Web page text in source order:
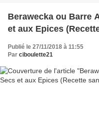
Berawecka ou Barre
et aux Epices
Publié le 27/11/2018 à 11:55
Par ciboulette21